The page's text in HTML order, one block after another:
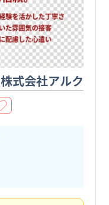
株式会社アルク